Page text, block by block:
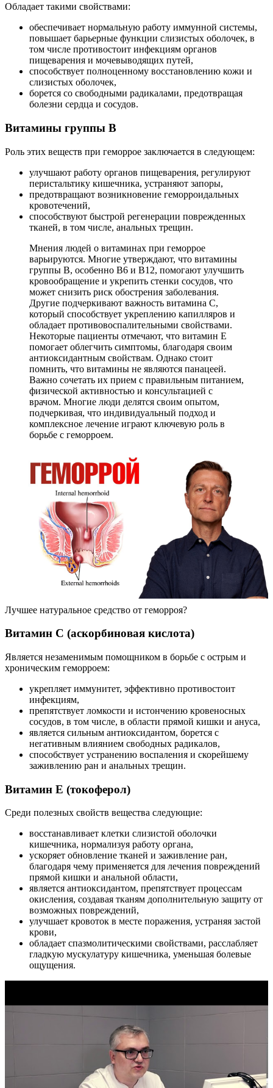
Обладает такими свойствами:
обеспечивает нормальную работу иммунной системы,
повышает барьерные функции слизистых оболочек, в
том числе противостоит инфекциям органов
пищеварения и мочевыводящих путей,
способствует полноценному восстановлению кожи и
слизистых оболочек,
борется со свободными радикалами, предотвращая
болезни сердца и сосудов.
Витамины группы В
Роль этих веществ при геморрое заключается в следующем:
улучшают работу органов пищеварения, регулируют
перистальтику кишечника, устраняют запоры,
предотвращают возникновение геморроидальных
кровотечений,
способствуют быстрой регенерации поврежденных
тканей, в том числе, анальных трещин.
Мнения людей о витаминах при геморрое
варьируются. Многие утверждают, что витамины
группы B, особенно B6 и B12, помогают улучшить
кровообращение и укрепить стенки сосудов, что
может снизить риск обострения заболевания.
Другие подчеркивают важность витамина C,
который способствует укреплению капилляров и
обладает противовоспалительными свойствами.
Некоторые пациенты отмечают, что витамин E
помогает облегчить симптомы, благодаря своим
антиоксидантным свойствам. Однако стоит
помнить, что витамины не являются панацеей.
Важно сочетать их прием с правильным питанием,
физической активностью и консультацией с
врачом. Многие люди делятся своим опытом,
подчеркивая, что индивидуальный подход и
комплексное лечение играют ключевую роль в
борьбе с геморроем.
Лучшее натуральное средство от геморроя?
Витамин С (аскорбиновая кислота)
Является незаменимым помощником в борьбе с острым и
хроническим геморроем:
укрепляет иммунитет, эффективно противостоит
инфекциям,
препятствует ломкости и истончению кровеносных
сосудов, в том числе, в области прямой кишки и ануса,
является сильным антиоксидантом, борется с
негативным влиянием свободных радикалов,
способствует устранению воспаления и скорейшему
заживлению ран и анальных трещин.
Витамин Е (токоферол)
Среди полезных свойств вещества следующие:
восстанавливает клетки слизистой оболочки
кишечника, нормализуя работу органа,
ускоряет обновление тканей и заживление ран,
благодаря чему применяется для лечения повреждений
прямой кишки и анальной области,
является антиоксидантом, препятствует процессам
окисления, создавая тканям дополнительную защиту от
возможных повреждений,
улучшает кровоток в месте поражения, устраняя застой
крови,
обладает спазмолитическими свойствами, расслабляет
гладкую мускулатуру кишечника, уменьшая болевые
ощущения.